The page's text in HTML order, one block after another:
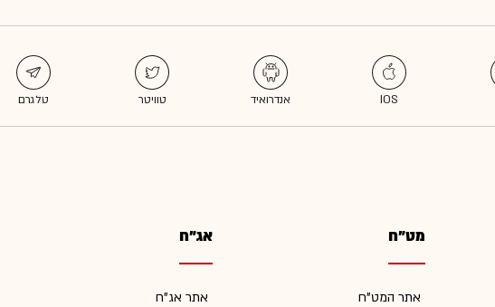
מט"ח
אתר המט"ח
אג"ח
אתר אג"ח